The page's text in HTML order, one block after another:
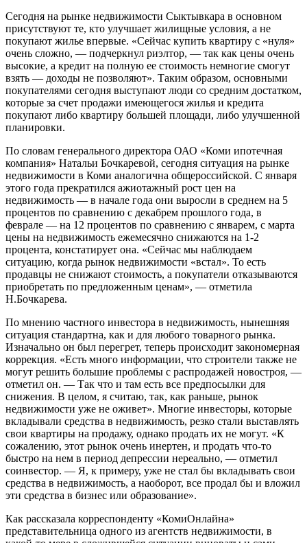
Сегодня на рынке недвижимости Сыктывкара в основном
присутствуют те, кто улучшает жилищные условия, а не
покупают жилье впервые. «Сейчас купить квартиру с «нуля»
очень сложно, — подчеркнул риэлтор, — так как цены очень
высокие, а кредит на полную ее стоимость немногие смогут
взять — доходы не позволяют». Таким образом, основными
покупателями сегодня выступают люди со средним достатком,
которые за счет продажи имеющегося жилья и кредита
покупают либо квартиру большей площади, либо улучшенной
планировки.
По словам генерального директора ОАО «Коми ипотечная
компания» Натальи Бочкаревой, сегодня ситуация на рынке
недвижимости в Коми аналогична общероссийской. С января
этого года прекратился ажиотажный рост цен на
недвижимость — в начале года они выросли в среднем на 5
процентов по сравнению с декабрем прошлого года, в
феврале — на 12 процентов по сравнению с январем, с марта
цены на недвижимость ежемесячно снижаются на 1-2
процента, констатирует она. «Сейчас мы наблюдаем
ситуацию, когда рынок недвижимости «встал». То есть
продавцы не снижают стоимость, а покупатели отказываются
приобретать по предложенным ценам», — отметила
Н.Бочкарева.
По мнению частного инвестора в недвижимость, нынешняя
ситуация стандартна, как и для любого товарного рынка.
Изначально он был перегрет, теперь происходит закономерная
коррекция. «Есть много информации, что строители также не
могут решить большие проблемы с распродажей новостроя, —
отметил он. — Так что и там есть все предпосылки для
снижения. В целом, я считаю, так, как раньше, рынок
недвижимости уже не оживет». Многие инвесторы, которые
вкладывали средства в недвижимость, резко стали выставлять
свои квартиры на продажу, однако продать их не могут. «К
сожалению, этот рынок очень инертен, и продать что-то
быстро на нем в период депрессии нереально, — отметил
соинвестор. — Я, к примеру, уже не стал бы вкладывать свои
средства в недвижимость, а наоборот, все продал бы и вложил
эти средства в бизнес или образование».
Как рассказала корреспонденту «КомиОнлайна»
представительница одного из агентств недвижимости, в